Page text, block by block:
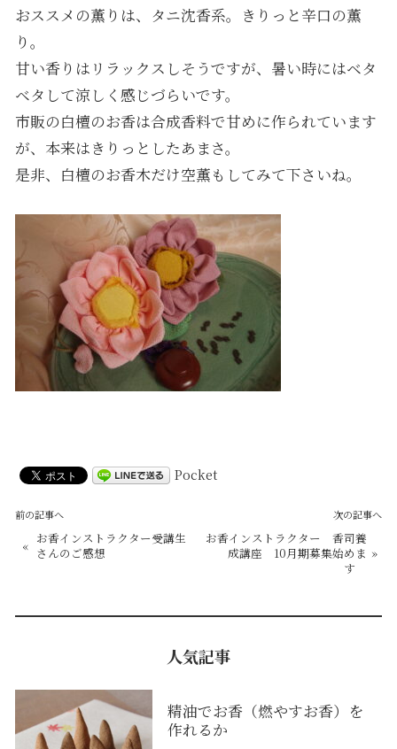
おススメの薫りは、タニ沈香系。きりっと辛口の薫
り。
甘い香りはリラックスしそうですが、暑い時にはベタ
ベタして涼しく感じづらいです。
市販の白檀のお香は合成香料で甘めに作られています
が、本来はきりっとしたあまさ。
是非、白檀のお香木だけ空薫もしてみて下さいね。
Pocket
前の記事へ
« お香インストラクター受講生
さんのご感想
次の記事へ
お香インストラクター 香司養
成講座 10月期募集始めま
す
»
人気記事
精油でお香（燃やすお香）を
作れるか